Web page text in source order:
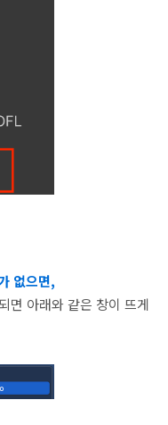
없으면,
면 아래와 같은 창이 뜨게